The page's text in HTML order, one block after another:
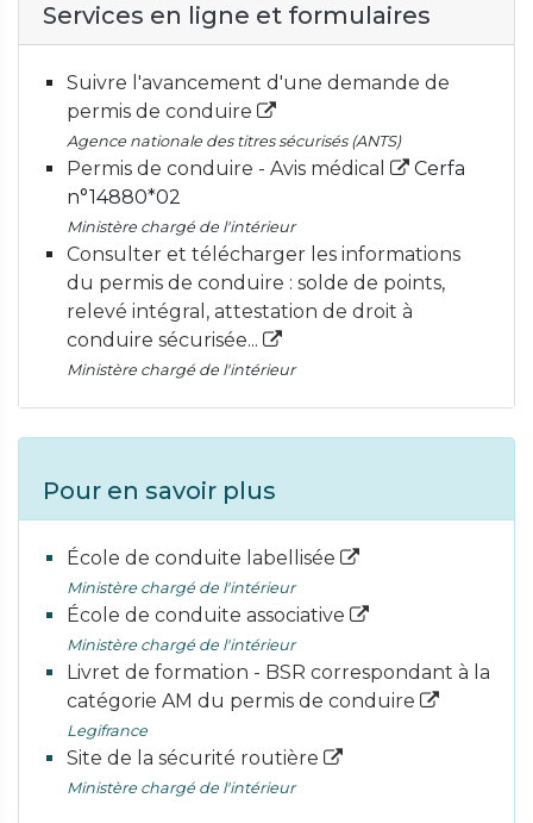
Services en ligne et formulaires
Suivre l'avancement d'une demande de
permis de conduire
Agence nationale des titres sécurisés (ANTS)
Permis de conduire - Avis médical
Cerfa
n°14880*02
Ministère chargé de l'intérieur
Consulter et télécharger les informations
du permis de conduire : solde de points,
relevé intégral, attestation de droit à
conduire sécurisée...
Ministère chargé de l'intérieur
Pour en savoir plus
École de conduite labellisée
Ministère chargé de l'intérieur
École de conduite associative
Ministère chargé de l'intérieur
Livret de formation - BSR correspondant à la
catégorie AM du permis de conduire
Legifrance
Site de la sécurité routière
Ministère chargé de l'intérieur